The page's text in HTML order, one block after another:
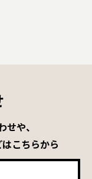
や、
こちらから